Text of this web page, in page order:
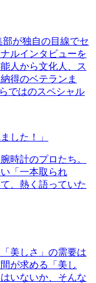
が独自の目線でセ
ルインタビューを
人から文化人、ス
得のベテランま
ではのスペシャル
した！」
時計のプロたち。
「一本取られ
、熱く語っていた
美しさ」の需要は
が求める「美し
いないか、そんな